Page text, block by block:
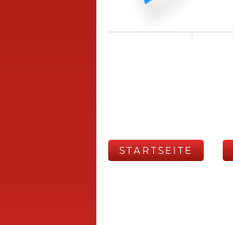
STARTSEITE